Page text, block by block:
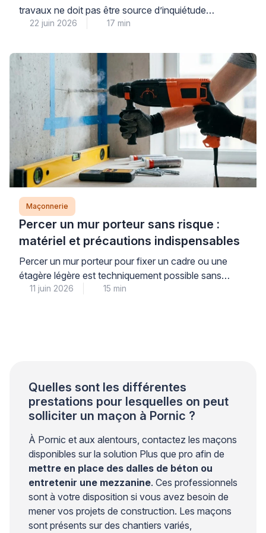
travaux ne doit pas être source d’inquiétude
immédiate : dans la majorité des cas, il s’agit d’une
coulage parfaitement réparable. La première étape
consiste à identifier avec méthode la nature de votre
dalle et l’origine du trou, car cette […]
22 juin 2026 17 min
Maçonnerie
Percer un mur porteur sans risque :
matériel et précautions indispensables
Percer un mur porteur pour fixer un cadre ou une
étagère légère est techniquement possible sans
risque structurel, à condition de respecter
11 juin 2026 15 min
Quelles sont les différentes
prestations pour lesquelles on peut
solliciter un maçon à Pornic ?
À Pornic et aux alentours, contactez les maçons
disponibles sur la solution Plus que pro afin de
mettre en place des dalles de béton ou
entretenir une mezzanine. Ces professionnels
sont à votre disposition si vous avez besoin de
mener vos projets de construction. Les maçons
sont présents sur des chantiers variés,